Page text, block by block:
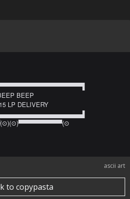
BEEP
LP DELIVERY
ascii art
to copypasta